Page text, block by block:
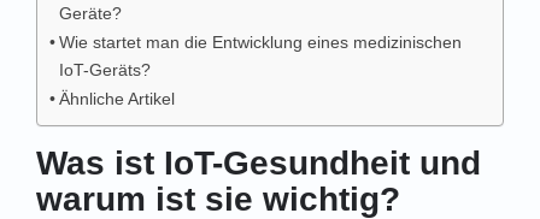
Geräte?
Wie startet man die Entwicklung eines medizinischen
IoT-Geräts?
Ähnliche Artikel
Was ist IoT-Gesundheit und
warum ist sie wichtig?